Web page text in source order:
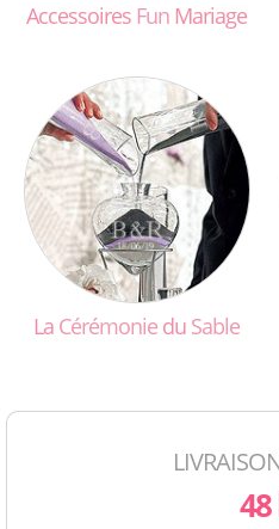
Accessoires Fun Mariage
La Cérémonie du Sable
48